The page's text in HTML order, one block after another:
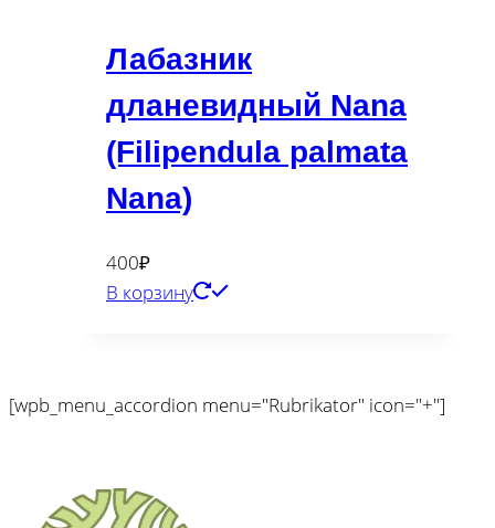
Лабазник
дланевидный Nana
(Filipendula palmata
Nana)
400₽
В корзину
[wpb_menu_accordion menu="Rubrikator" icon="+"]